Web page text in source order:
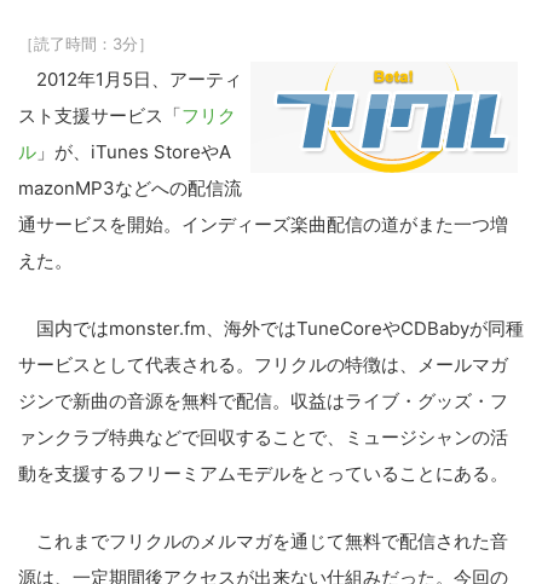
［読了時間：3分］
2012年1月5日、アーティ
スト支援サービス「フリク
ル 」が、iTunes StoreやA
mazonMP3などへの配信流
通サービスを開始。インディーズ楽曲配信の道がまた一つ増
えた。
国内ではmonster.fm、海外ではTuneCoreやCDBabyが同種
サービスとして代表される。フリクルの特徴は、メールマガ
ジンで新曲の音源を無料で配信。収益はライブ・グッズ・フ
ァンクラブ特典などで回収することで、ミュージシャンの活
動を支援するフリーミアムモデルをとっていることにある。
これまでフリクルのメルマガを通じて無料で配信された音
源は、一定期間後アクセスが出来ない仕組みだった。今回の
VR/AR
Block Data Bank